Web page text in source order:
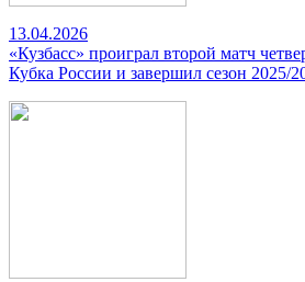
13.04.2026
«Кузбасс» проиграл второй матч
Кубка России и завершил сезон 2025/